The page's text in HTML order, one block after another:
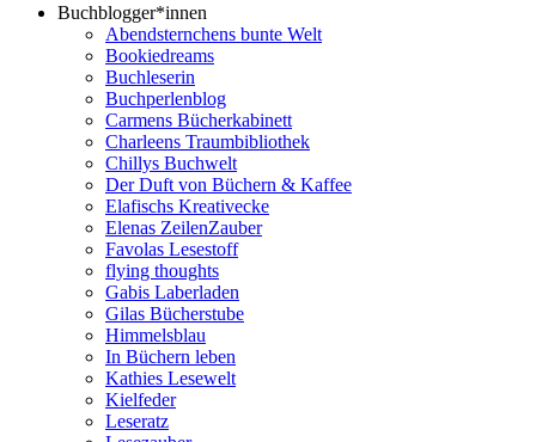
Buchblogger*innen
Abendsternchens bunte Welt
Bookiedreams
Buchleserin
Buchperlenblog
Carmens Bücherkabinett
Charleens Traumbibliothek
Chillys Buchwelt
Der Duft von Büchern & Kaffee
Elafischs Kreativecke
Elenas ZeilenZauber
Favolas Lesestoff
flying thoughts
Gabis Laberladen
Gilas Bücherstube
Himmelsblau
In Büchern leben
Kathies Lesewelt
Kielfeder
Leseratz